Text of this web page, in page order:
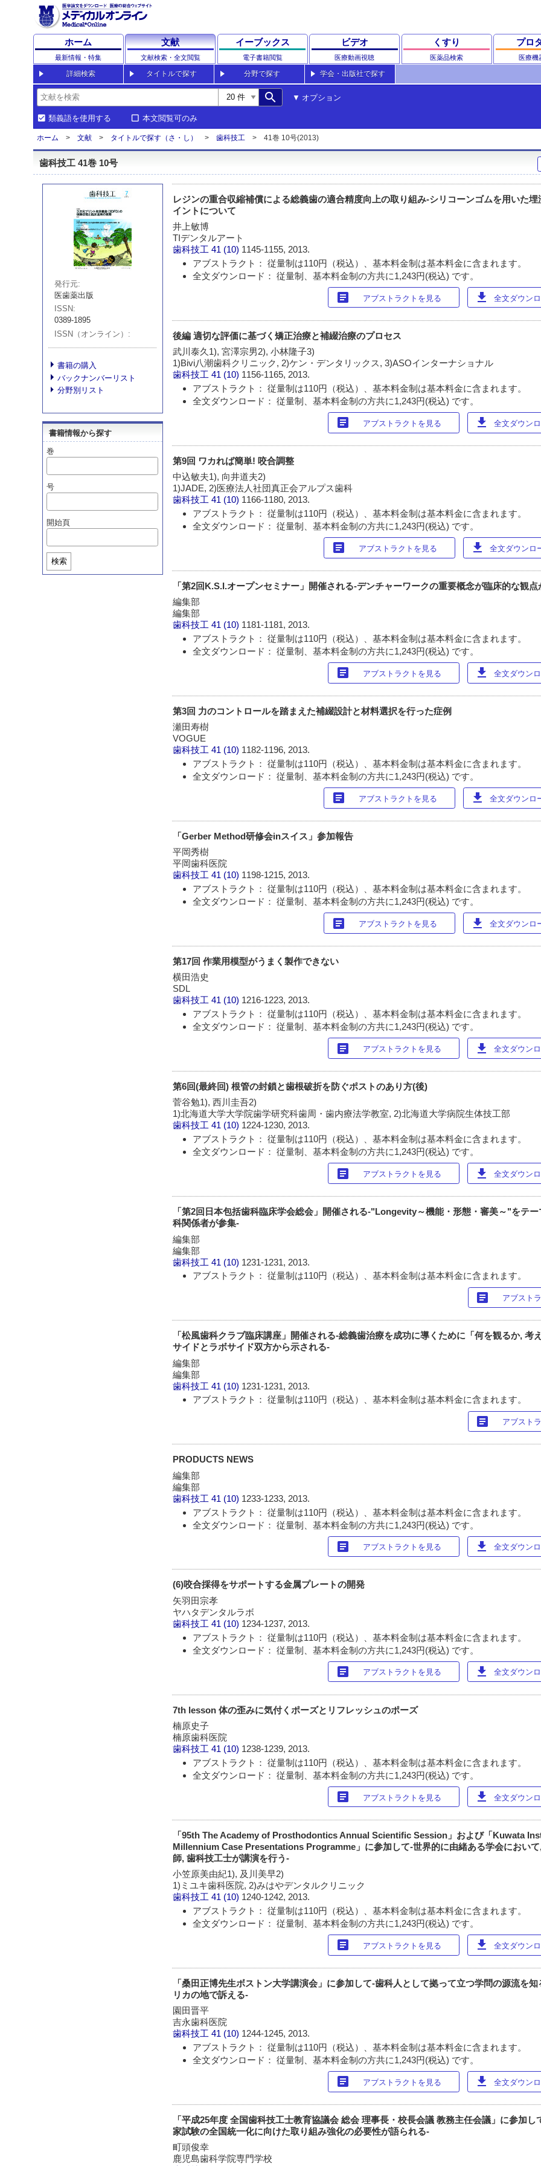
ホーム
最新情報・特集
文献
文献検索・全文閲覧
イーブックス
電子書籍閲覧
ビデオ
医療動画視聴
くすり
医薬品検索
プロ
医療機
詳細検索 タイトルで探す 分野で探す 学会・出版社で探す
search オプション
類義語を使用する 本文閲覧可のみ
ホーム 文献 タイトルで探す（さ・し） 歯科技工 41巻 10号(2013)
歯科技工 41巻 10号
発行元
医歯薬出版
ISSN
0389-1895
ISSN（オンライン）
書籍の購入
バックナンバーリスト
分野別リスト
書籍情報から探す
巻
号
開始頁
検索
レジンの重合収縮補償による総義歯の適合精度向上の取り組み-シリコーンゴムを用いた
イントについて
井上敏博
TIデンタルアート
歯科技工 41 (10) 1145-1155, 2013.
アブストラクト： 従量制は110円（税込）、基本料金制は基本料金に含まれます。
全文ダウンロード： 従量制、基本料金制の方共に1,243円(税込) です。
article アブストラクトを見る download 全文ダウン
後編 適切な評価に基づく矯正治療と補綴治療のプロセス
武川泰久1), 宮澤宗男2), 小林隆子3)
1)Bivi八潮歯科クリニック, 2)ケン・デンタリックス, 3)ASOインターナショナル
歯科技工 41 (10) 1156-1165, 2013.
アブストラクト： 従量制は110円（税込）、基本料金制は基本料金に含まれます。
全文ダウンロード： 従量制、基本料金制の方共に1,243円(税込) です。
article アブストラクトを見る download 全文ダウン
第9回 ワカれば簡単! 咬合調整
中込敏夫1), 向井道夫2)
1)JADE, 2)医療法人社団真正会アルプス歯科
歯科技工 41 (10) 1166-1180, 2013.
アブストラクト： 従量制は110円（税込）、基本料金制は基本料金に含まれます。
全文ダウンロード： 従量制、基本料金制の方共に1,243円(税込) です。
article アブストラクトを見る download 全文ダウンロ
「第2回K.S.I.オープンセミナー」開催される-デンチャーワークの重要概念が臨床的な観
編集部
編集部
歯科技工 41 (10) 1181-1181, 2013.
アブストラクト： 従量制は110円（税込）、基本料金制は基本料金に含まれます。
全文ダウンロード： 従量制、基本料金制の方共に1,243円(税込) です。
article アブストラクトを見る download 全文ダウン
第3回 力のコントロールを踏まえた補綴設計と材料選択を行った症例
瀬田寿樹
VOGUE
歯科技工 41 (10) 1182-1196, 2013.
アブストラクト： 従量制は110円（税込）、基本料金制は基本料金に含まれます。
全文ダウンロード： 従量制、基本料金制の方共に1,243円(税込) です。
article アブストラクトを見る download 全文ダウンロ
「Gerber Method研修会inスイス」参加報告
平岡秀樹
平岡歯科医院
歯科技工 41 (10) 1198-1215, 2013.
アブストラクト： 従量制は110円（税込）、基本料金制は基本料金に含まれます。
全文ダウンロード： 従量制、基本料金制の方共に1,243円(税込) です。
article アブストラクトを見る download 全文ダウンロ
第17回 作業用模型がうまく製作できない
横田浩史
SDL
歯科技工 41 (10) 1216-1223, 2013.
アブストラクト： 従量制は110円（税込）、基本料金制は基本料金に含まれます。
全文ダウンロード： 従量制、基本料金制の方共に1,243円(税込) です。
article アブストラクトを見る download 全文ダウン
第6回(最終回) 根管の封鎖と歯根破折を防ぐポストのあり方(後)
菅谷勉1), 西川圭吾2)
1)北海道大学大学院歯学研究科歯周・歯内療法学教室, 2)北海道大学病院生体技工部
歯科技工 41 (10) 1224-1230, 2013.
アブストラクト： 従量制は110円（税込）、基本料金制は基本料金に含まれます。
全文ダウンロード： 従量制、基本料金制の方共に1,243円(税込) です。
article アブストラクトを見る download 全文ダウン
「第2回日本包括歯科臨床学会総会」開催される-"Longevity～機能・形態・審美～"をテ
科関係者が参集-
編集部
編集部
歯科技工 41 (10) 1231-1231, 2013.
アブストラクト： 従量制は110円（税込）、基本料金制は基本料金に含まれます。
article アブスト
「松風歯科クラブ臨床講座」開催される-総義歯治療を成功に導くために「何を観るか, 考
サイドとラボサイド双方から示される-
編集部
編集部
歯科技工 41 (10) 1231-1231, 2013.
アブストラクト： 従量制は110円（税込）、基本料金制は基本料金に含まれます。
article アブスト
PRODUCTS NEWS
編集部
編集部
歯科技工 41 (10) 1233-1233, 2013.
アブストラクト： 従量制は110円（税込）、基本料金制は基本料金に含まれます。
全文ダウンロード： 従量制、基本料金制の方共に1,243円(税込) です。
article アブストラクトを見る download 全文ダウン
(6)咬合採得をサポートする金属プレートの開発
矢羽田宗孝
ヤハタデンタルラボ
歯科技工 41 (10) 1234-1237, 2013.
アブストラクト： 従量制は110円（税込）、基本料金制は基本料金に含まれます。
全文ダウンロード： 従量制、基本料金制の方共に1,243円(税込) です。
article アブストラクトを見る download 全文ダウン
7th lesson 体の歪みに気付くポーズとリフレッシュのポーズ
楠原史子
楠原歯科医院
歯科技工 41 (10) 1238-1239, 2013.
アブストラクト： 従量制は110円（税込）、基本料金制は基本料金に含まれます。
全文ダウンロード： 従量制、基本料金制の方共に1,243円(税込) です。
article アブストラクトを見る download 全文ダウン
「95th The Academy of Prosthodontics Annual Scientific Session」および「Kuwata
Millennium Case Presentations Programme」に参加して-世界的に由緒ある学会におい
師, 歯科技工士が講演を行う-
小笠原美由紀1), 及川美早2)
1)ミユキ歯科医院, 2)みはやデンタルクリニック
歯科技工 41 (10) 1240-1242, 2013.
アブストラクト： 従量制は110円（税込）、基本料金制は基本料金に含まれます。
全文ダウンロード： 従量制、基本料金制の方共に1,243円(税込) です。
article アブストラクトを見る download 全文ダウン
「桑田正博先生ボストン大学講演会」に参加して-歯科人として拠って立つ学問の源流を知
リカの地で訴える-
園田晋平
吉永歯科医院
歯科技工 41 (10) 1244-1245, 2013.
アブストラクト： 従量制は110円（税込）、基本料金制は基本料金に含まれます。
全文ダウンロード： 従量制、基本料金制の方共に1,243円(税込) です。
article アブストラクトを見る download 全文ダウン
「平成25年度 全国歯科技工士教育協議会 総会 理事長・校長会議 教務主任会議」に参加し
家試験の全国統一化に向けた取り組み強化の必要性が語られる-
町頭俊幸
鹿児島歯科学院専門学校